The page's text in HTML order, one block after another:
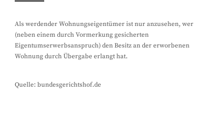
Als werdender Wohnungseigentümer ist nur anzusehen, wer
(neben einem durch Vormerkung gesicherten
Eigentumserwerbsanspruch) den Besitz an der erworbenen
Wohnung durch Übergabe erlangt hat.
Quelle: bundesgerichtshof.de